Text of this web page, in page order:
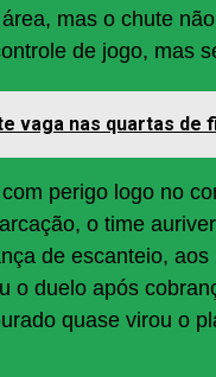
mas o chute
de jogo, mas
vaga nas quartas de
perigo logo no
o time
de escanteio,
o duelo após
quase virou o